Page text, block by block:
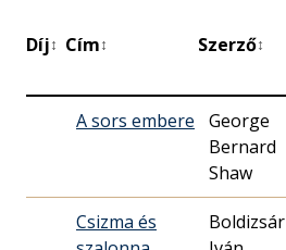
Díj↕ Cím↕ Szerző↕
A sors embere
George
Bernard
Shaw
Csizma és
Boldizsár